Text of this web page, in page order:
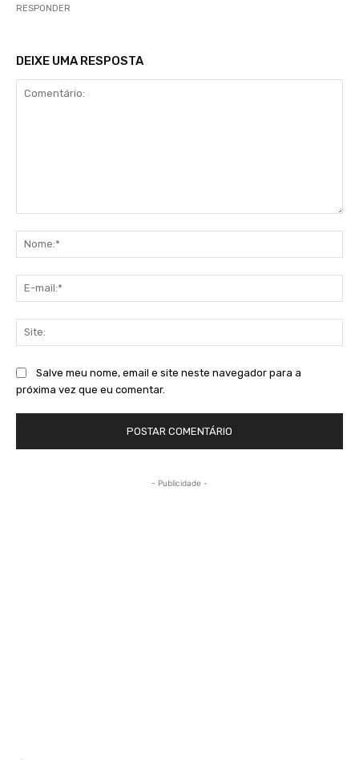
RESPONDER
DEIXE UMA RESPOSTA
Salve meu nome, email e site neste navegador para a
próxima vez que eu comentar.
- Publicidade -